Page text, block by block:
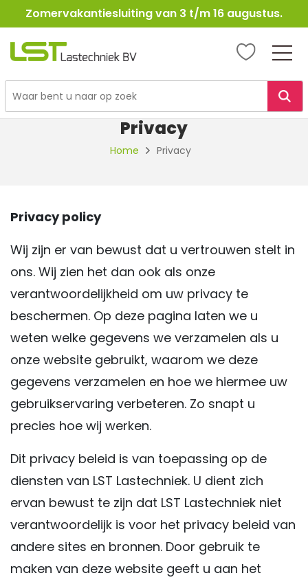
Ga
naar
Zomervakantiesluiting van 3 t/m 16 augustus.
LST
Privacy
Home Privacy
Privacy policy
Wij zijn er van bewust dat u vertrouwen stelt in
ons. Wij zien het dan ook als onze
verantwoordelijkheid om uw privacy te
beschermen. Op deze pagina laten we u
weten welke gegevens we verzamelen als u
onze website gebruikt, waarom we deze
gegevens verzamelen en hoe we hiermee uw
gebruikservaring verbeteren. Zo snapt u
precies hoe wij werken.
Dit privacy beleid is van toepassing op de
diensten van LST Lastechniek. U dient zich
ervan bewust te zijn dat LST Lastechniek niet
verantwoordelijk is voor het privacy beleid van
andere sites en bronnen. Door gebruik te
maken van deze website geeft u aan het